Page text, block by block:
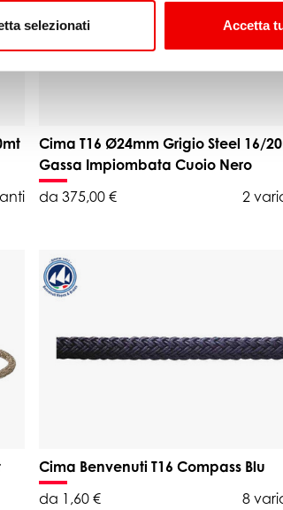
selezionati Accetta
Cima T16 Ø24mm Grigio Steel 16/
Gassa Impiombata Cuoio Nero
da 375,00 €
2
Cima Benvenuti T16 Compass Blu
da 1,60 €
8